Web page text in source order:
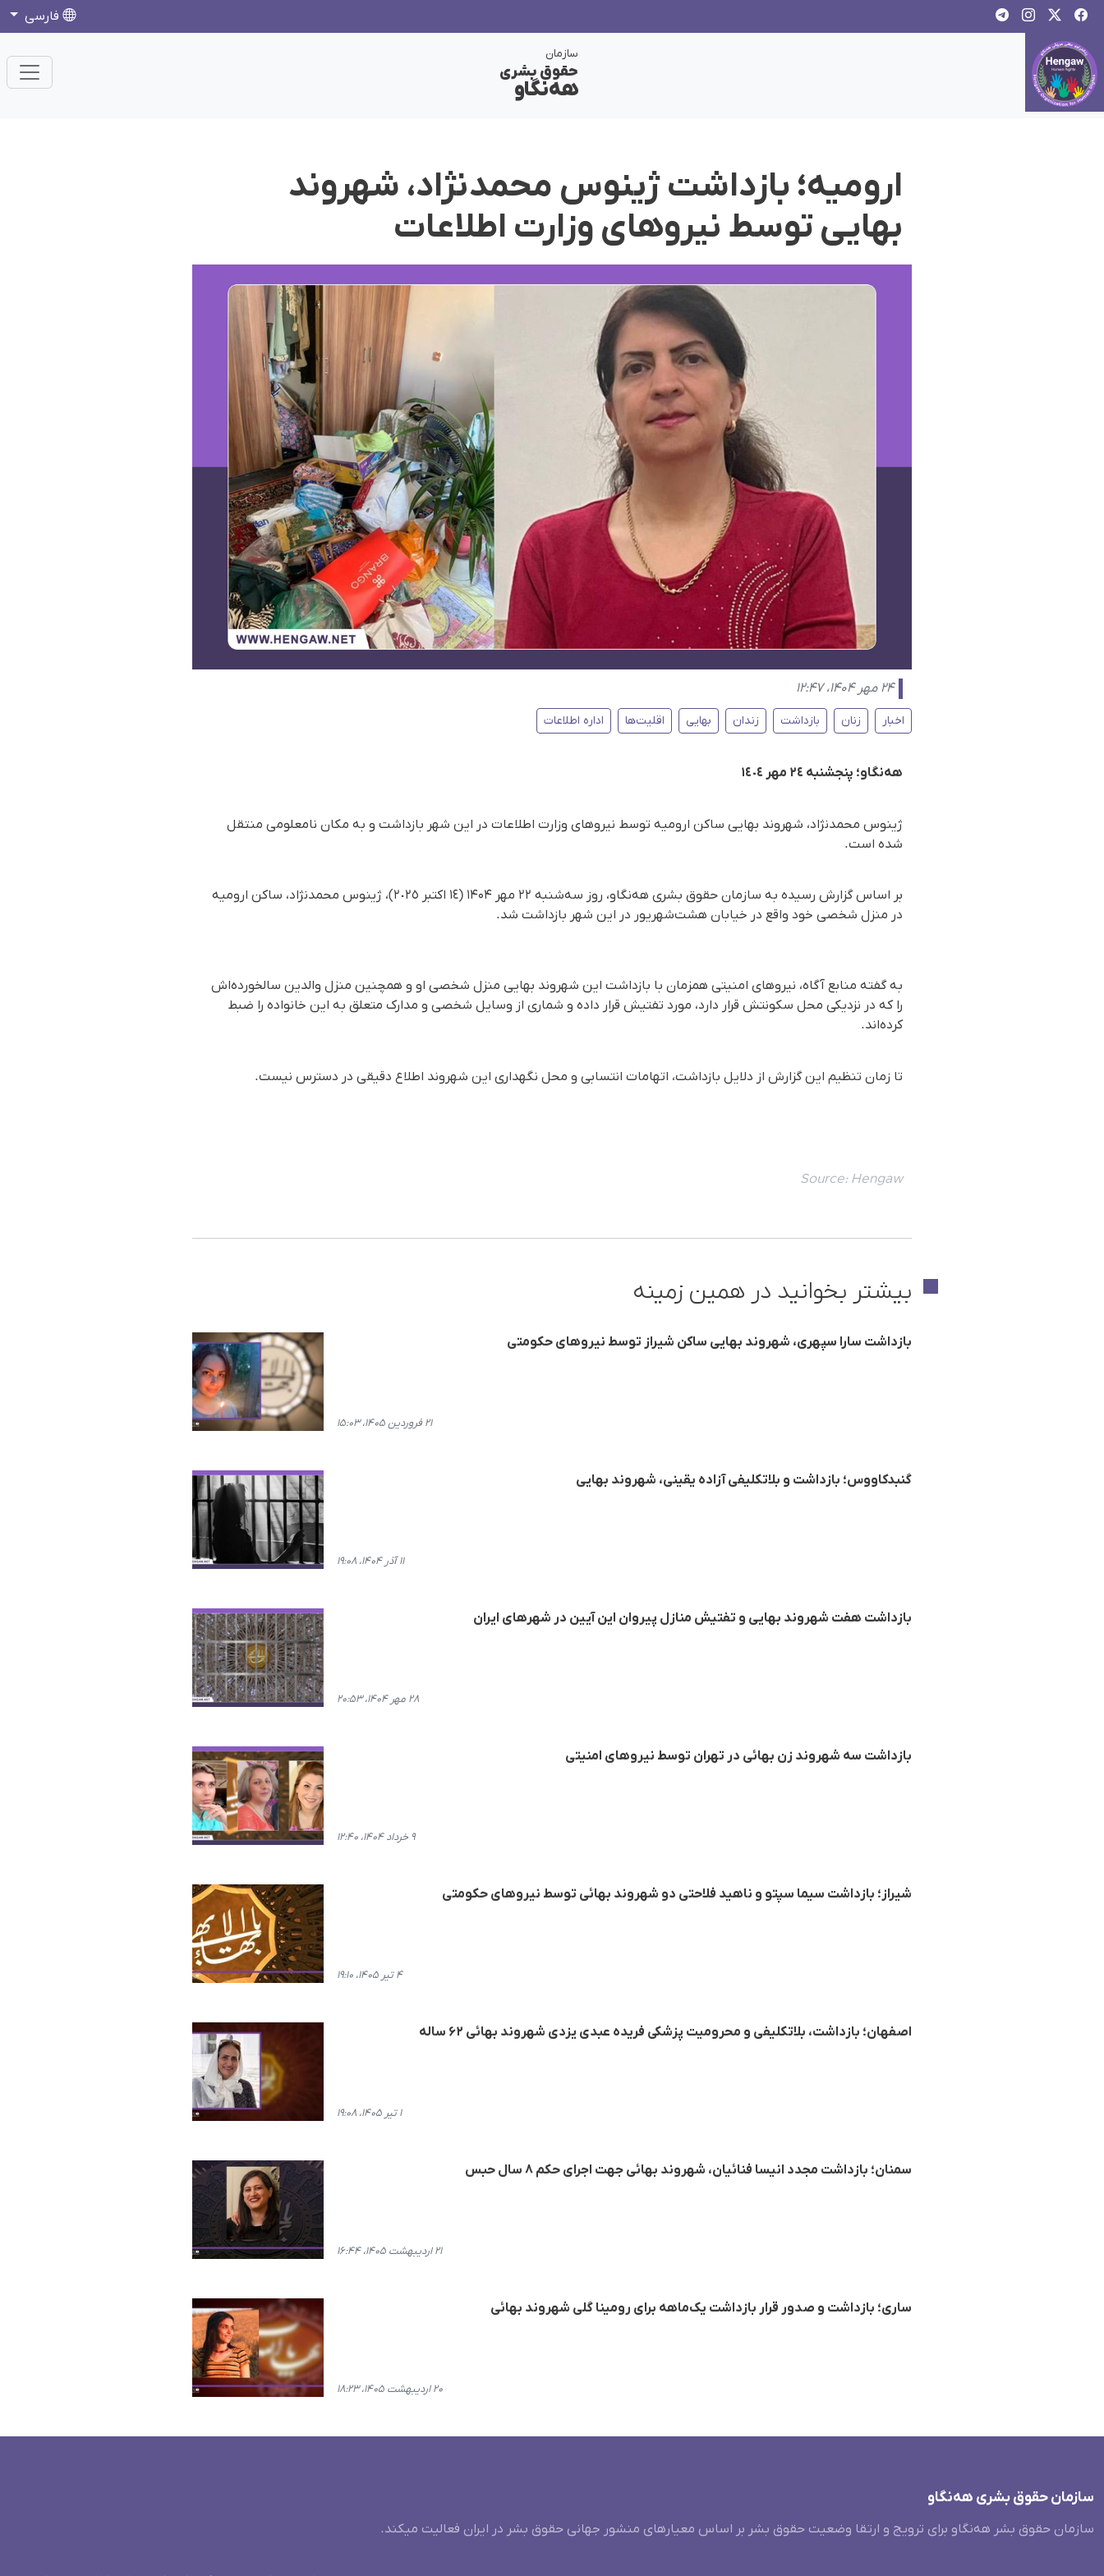
فارسی
سازمان
حقوق بشری
هەنگاو
ارومیه؛ بازداشت ژینوس محمدنژاد، شهروند
بهایی توسط نیروهای وزارت اطلاعات
۲۴ مهر ۱۴۰۴، ۱۲:۴۷
اخبار زنان بازداشت زندان بهایی اقلیت‌ها اداره اطلاعات
هه‌نگاو؛ پنجشنبه ٢٤ مهر ١٤٠٤
ژینوس محمدنژاد، شهروند بهایی ساکن ارومیە توسط نیروهای وزارت اطلاعات در این شهر بازداشت و به مکان نامعلومی منتقل
شده است.
بر اساس گزارش رسیده به سازمان حقوق بشری هه‌نگاو، روز سەشنبه ٢٢ مهر ۱۴۰۴ (١٤ اکتبر ٢٠٢٥)، ژینوس محمدنژاد، ساکن ارومیە
در منزل شخصی خود واقع در خیابان هشت‌شهریور در این شهر بازداشت شد.
به گفته منابع آگاه، نیروهای امنیتی همزمان با بازداشت این شهروند بهایی منزل شخصی او و همچنین منزل والدین سالخورده‌اش
را که در نزدیکی محل سکونتش قرار دارد، مورد تفتیش قرار داده و شماری از وسایل شخصی و مدارک متعلق به این خانواده را ضبط
کرده‌اند.
تا زمان تنظیم این گزارش از دلایل بازداشت، اتهامات انتسابی و محل نگهداری این شهروند اطلاع دقیقی در دسترس نیست.
Source: Hengaw
بیشتر بخوانید در همین زمینه
بازداشت سارا سپهری، شهروند بهایی ساکن شیراز توسط نیروهای حکومتی
۲۱ فروردین ۱۴۰۵، ۱۵:۰۳
گنبدکاووس؛ بازداشت و بلاتکلیفی آزاده یقینی، شهروند بهایی
۱۱ آذر ۱۴۰۴، ۱۹:۰۸
بازداشت هفت شهروند بهایی و تفتیش منازل پیروان این آیین در شهرهای ایران
۲۸ مهر ۱۴۰۴، ۲۰:۵۳
بازداشت سه شهروند زن بهائی در تهران توسط نیروهای امنیتی
۹ خرداد ۱۴۰۴، ۱۲:۴۰
شیراز؛ بازداشت سیما سپتو و ناهید فلاحتی دو شهروند بهائی توسط نیروهای حکومتی
۴ تیر ۱۴۰۵، ۱۹:۱۰
اصفهان؛ بازداشت، بلاتکلیفی و محرومیت پزشکی فریده عبدی یزدی شهروند بهائی ۶۲ ساله
۱ تیر ۱۴۰۵، ۱۹:۰۸
سمنان؛ بازداشت مجدد انیسا فنائیان، شهروند بهائی جهت اجرای حکم ۸ سال حبس
۲۱ اردیبهشت ۱۴۰۵، ۱۶:۴۴
ساری؛ بازداشت و صدور قرار بازداشت یک‌ماهه برای رومینا گلی شهروند بهائی
۲۰ اردیبهشت ۱۴۰۵، ۱۸:۲۳
سازمان حقوق بشری هەنگاو
سازمان حقوق بشر هه‌نگاو برای ترویج و ارتقا وضعیت حقوق بشر بر اساس معیارهای منشور جهانی حقوق بشر در ایران فعالیت میکند.